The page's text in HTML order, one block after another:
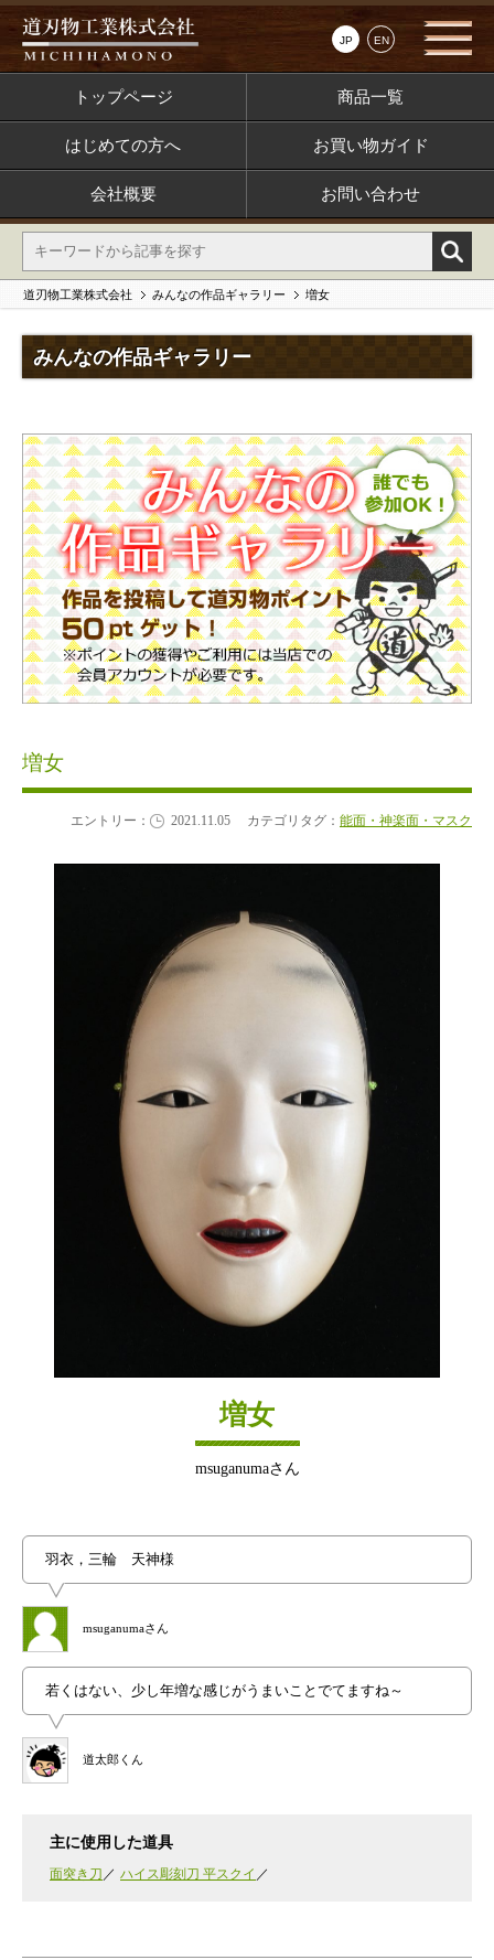
JP EN
トップページ 商品一覧
はじめての方へ お買い物ガイド
会社概要 お問い合わせ
道刃物工業株式会社 みんなの作品ギャラリー 増女
みんなの作品ギャラリー
増女
エントリー： 2021.11.05 カテゴリタグ： 能面・神楽面・マスク
増女
msuganumaさん
msuganumaさん
羽衣，三輪 天神様
道太郎くん
若くはない、少し年増な感じがうまいことでてますね～
主に使用した道具
面突き刀 ハイス彫刻刀 平スクイ